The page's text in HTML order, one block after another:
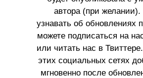
автора (при
узнавать об обновлениях
можете подписаться на
или читать нас в
этих социальных сетях
мгновенно после